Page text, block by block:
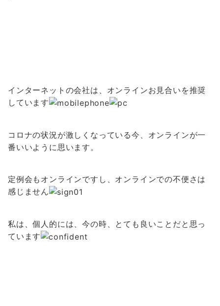
インターネットの会社は、オンラインお見合いを推奨
しています
コロナの状況が激しくなっている今、オンラインが一
番いいように思います。
定例会もオンラインですし、オンラインでの不便さは
感じません
私は、個人的には、今の時、とても良いことだと思っ
ています